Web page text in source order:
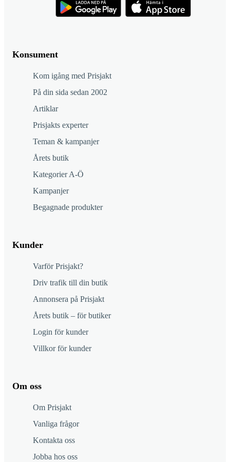
Konsument
Kom igång med Prisjakt
På din sida sedan 2002
Artiklar
Prisjakts experter
Teman & kampanjer
Årets butik
Kategorier A-Ö
Kampanjer
Begagnade produkter
Kunder
Varför Prisjakt?
Driv trafik till din butik
Annonsera på Prisjakt
Årets butik – för butiker
Login för kunder
Villkor för kunder
Om oss
Om Prisjakt
Vanliga frågor
Kontakta oss
Jobba hos oss